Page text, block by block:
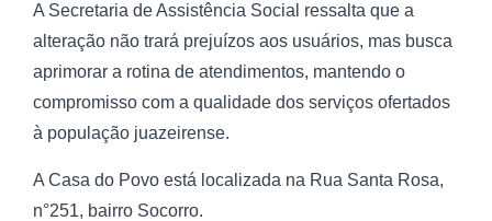
A Secretaria de Assistência Social ressalta que a
alteração não trará prejuízos aos usuários, mas busca
aprimorar a rotina de atendimentos, mantendo o
compromisso com a qualidade dos serviços ofertados
à população juazeirense.
A Casa do Povo está localizada na Rua Santa Rosa,
n°251, bairro Socorro.